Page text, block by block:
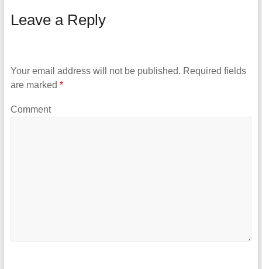
Leave a Reply
Your email address will not be published. Required fields
are marked *
Comment